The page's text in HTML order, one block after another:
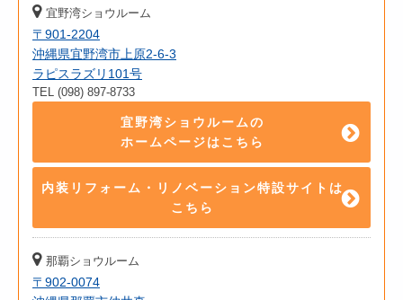
宜野湾ショウルーム
〒901-2204
沖縄県宜野湾市上原2-6-3
ラピスラズリ101号
TEL (098) 897-8733
宜野湾ショウルームの
ホームページはこちら
内装リフォーム・リノベーション特設サイトは
こちら
那覇ショウルーム
〒902-0074